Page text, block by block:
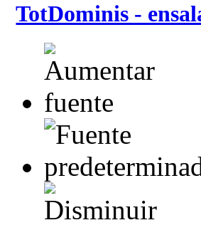
TotDominis -